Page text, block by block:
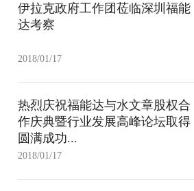
伊拉克政府工作团莅临深圳福能
达考察
2018/01/17
热烈庆祝福能达与水文章股权合
作庆典暨行业发展高峰论坛取得
圆满成功...
2018/01/17